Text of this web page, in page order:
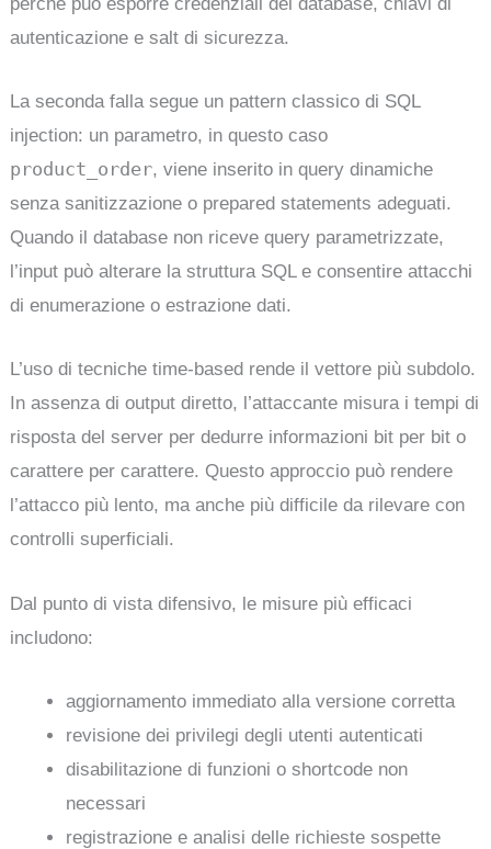
autenticazione e salt di sicurezza.
La seconda falla segue un pattern classico di SQL
injection: un parametro, in questo caso
product_order, viene inserito in query dinamiche
senza sanitizzazione o prepared statements adeguati.
Quando il database non riceve query parametrizzate,
l’input può alterare la struttura SQL e consentire attacchi
di enumerazione o estrazione dati.
L’uso di tecniche time-based rende il vettore più subdolo.
In assenza di output diretto, l’attaccante misura i tempi di
risposta del server per dedurre informazioni bit per bit o
carattere per carattere. Questo approccio può rendere
l’attacco più lento, ma anche più difficile da rilevare con
controlli superficiali.
Dal punto di vista difensivo, le misure più efficaci
includono:
aggiornamento immediato alla versione corretta
revisione dei privilegi degli utenti autenticati
disabilitazione di funzioni o shortcode non
necessari
registrazione e analisi delle richieste sospette